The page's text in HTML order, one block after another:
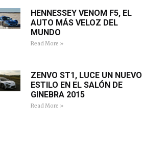
HENNESSEY VENOM F5, EL
AUTO MÁS VELOZ DEL
MUNDO
Read More »
ZENVO ST1, LUCE UN NUEVO
ESTILO EN EL SALÓN DE
GINEBRA 2015
Read More »